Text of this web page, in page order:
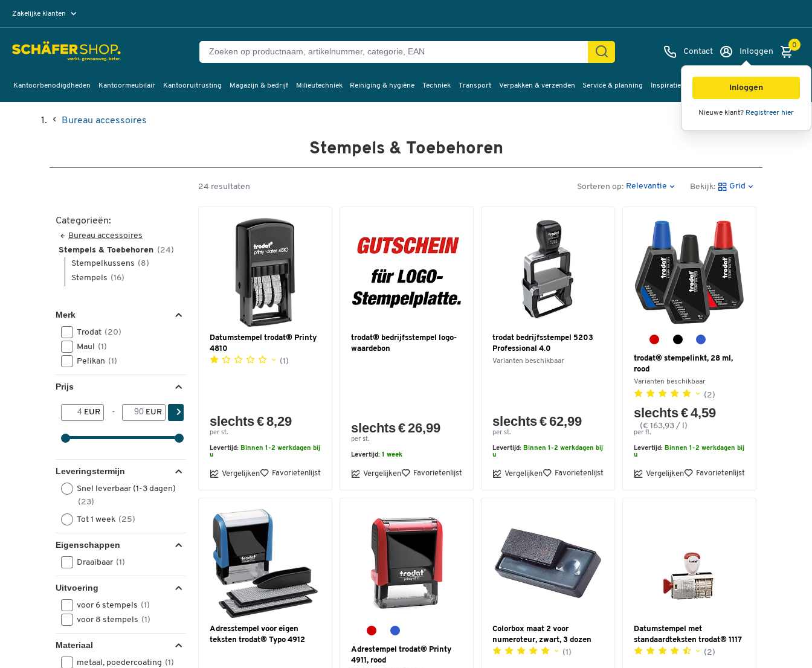
Zakelijke klanten
Contact Inloggen
Inloggen
Nieuwe klant? Registreer hier
0
Kantoorbenodigdheden Kantoormeubilair Kantooruitrusting Magazijn & bedrijf Milieutechniek Reiniging & hygiëne Techniek Transport Verpakken & verzenden Service & planning Inspiratie
Bureau accessoires
Stempels & Toebehoren
Categorieën:
Bureau accessoires
Stempels & Toebehoren (24)
Stempelkussens (8)
Stempels (16)
Merk
Trodat (20)
Maul (1)
Pelikan (1)
Prijs
EUR - EUR
Leveringstermijn
Snel leverbaar (1-3 dagen)
(23)
Tot 1 week (25)
Eigenschappen
Draaibaar (1)
Uitvoering
voor 6 stempels (1)
voor 8 stempels (1)
Materiaal
metaal, poedercoating (1)
24 resultaten Sorteren op: Relevantie Bekijk: Grid
Datumstempel trodat® Printy
4810
(1)
slechts € 8,29
per st.
Levertijd: Binnen 1-2 werkdagen bij
u
Vergelijken Favorietenlijst
trodat® bedrijfsstempel logo-
waardebon
slechts € 26,99
per st.
Levertijd: 1 week
Vergelijken Favorietenlijst
trodat bedrijfsstempel 5203
Professional 4.0
Varianten beschikbaar
slechts € 62,99
per st.
Levertijd: Binnen 1-2 werkdagen bij
u
Vergelijken Favorietenlijst
trodat® stempelinkt, 28 ml,
rood
Varianten beschikbaar
(2)
slechts € 4,59
(€ 163,93 / l)
per fl.
Levertijd: Binnen 1-2 werkdagen bij
u
Vergelijken Favorietenlijst
Adresstempel voor eigen
teksten trodat® Typo 4912
Adrestempel trodat® Printy
4911, rood
Colorbox maat 2 voor
numeroteur, zwart, 3 dozen
(1)
Datumstempel met
standaardteksten trodat® 1117
(2)